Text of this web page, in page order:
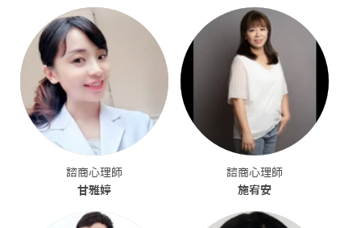
諮商心理師
甘雅婷
諮商心理師
施宥安